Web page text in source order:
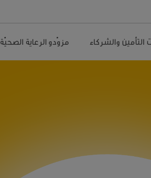
والشركاء مزوّدو الرعاية الصحيّة